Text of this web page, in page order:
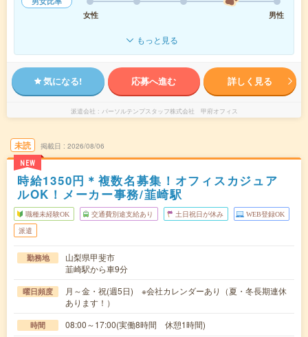
女性
男性
もっと見る
気になる! 応募へ進む 詳しく見る
派遣会社 パーソルテンプスタッフ株式会社 甲府オフィス
未読
NEW
掲載日 2026/08/06
時給1350円＊複数名募集！オフィスカジュア
ルOK！メーカー事務/韮崎駅
職種未経験OK 交通費別途支給あり 土日祝日が休み WEB登録OK
派遣
勤務地
山梨県甲斐市
韮崎駅から車9分
曜日頻度
月～金・祝(週5日) ※会社カレンダーあり（夏・冬長期連休
あります！）
時間 08:00～17:00(実働8時間 休憩1時間)